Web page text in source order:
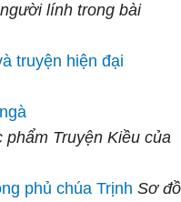
lính trong bài
truyện hiện đại
phẩm Truyện Kiều của
phủ chúa Trịnh Sơ đồ